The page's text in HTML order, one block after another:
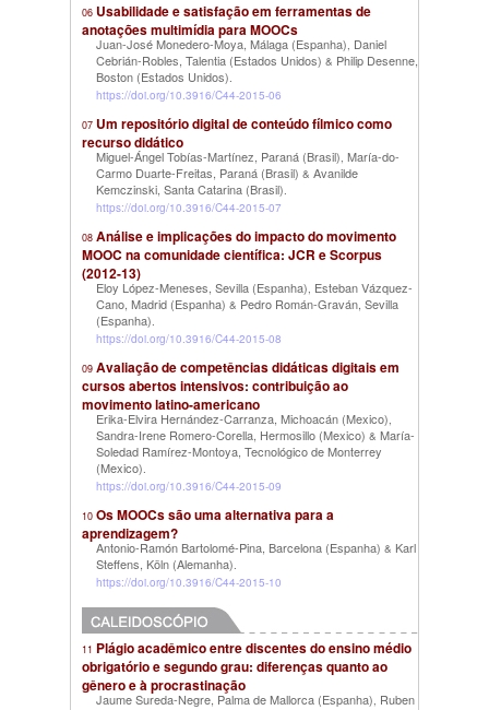
06 Usabilidade e satisfação em ferramentas de
anotações multimídia para MOOCs
Juan-José Monedero-Moya, Málaga (Espanha), Daniel
Cebrián-Robles, Talentia (Estados Unidos) & Philip Desenne,
Boston (Estados Unidos).
https://doi.org/10.3916/C44-2015-06
07 Um repositório digital de conteúdo fílmico como
recurso didático
Miguel-Ángel Tobías-Martínez, Paraná (Brasil), María-do-
Carmo Duarte-Freitas, Paraná (Brasil) & Avanilde
Kemczinski, Santa Catarina (Brasil).
https://doi.org/10.3916/C44-2015-07
08 Análise e implicações do impacto do movimento
MOOC na comunidade científica: JCR e Scorpus
(2012-13)
Eloy López-Meneses, Sevilla (Espanha), Esteban Vázquez-
Cano, Madrid (Espanha) & Pedro Román-Graván, Sevilla
(Espanha).
https://doi.org/10.3916/C44-2015-08
09 Avaliação de competências didáticas digitais em
cursos abertos intensivos: contribuição ao
movimento latino-americano
Erika-Elvira Hernández-Carranza, Michoacán (Mexico),
Sandra-Irene Romero-Corella, Hermosillo (Mexico) & María-
Soledad Ramírez-Montoya, Tecnológico de Monterrey
(Mexico).
https://doi.org/10.3916/C44-2015-09
10 Os MOOCs são uma alternativa para a
aprendizagem?
Antonio-Ramón Bartolomé-Pina, Barcelona (Espanha) & Karl
Steffens, Köln (Alemanha).
https://doi.org/10.3916/C44-2015-10
11 Plágio acadêmico entre discentes do ensino médio
obrigatório e segundo grau: diferenças quanto ao
gênero e à procrastinação
Jaume Sureda-Negre, Palma de Mallorca (Espanha), Ruben